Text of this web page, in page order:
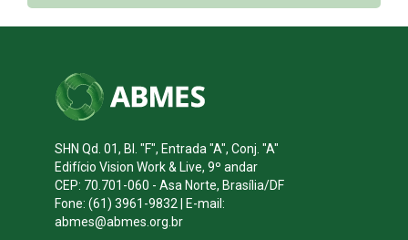
SHN Qd. 01, Bl. "F", Entrada "A", Conj. "A"
Edifício Vision Work & Live, 9º andar
CEP: 70.701-060 - Asa Norte, Brasília/DF
Fone: (61) 3961-9832 | E-mail:
abmes@abmes.org.br